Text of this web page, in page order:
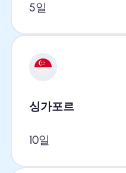
5일
싱가포르
10일